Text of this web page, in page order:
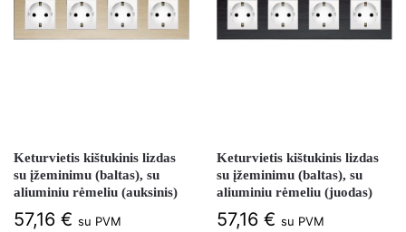
Keturvietis kištukinis lizdas
su įžeminimu (baltas), su
aliuminiu rėmeliu (auksinis)
57,16 € su PVM
Keturvietis kištukinis lizdas
su įžeminimu (baltas), su
aliuminiu rėmeliu (juodas)
57,16 € su PVM